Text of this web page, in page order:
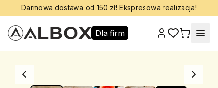
Darmowa dostawa od 150 zł! Ekspresowa realizacja!
Dla firm